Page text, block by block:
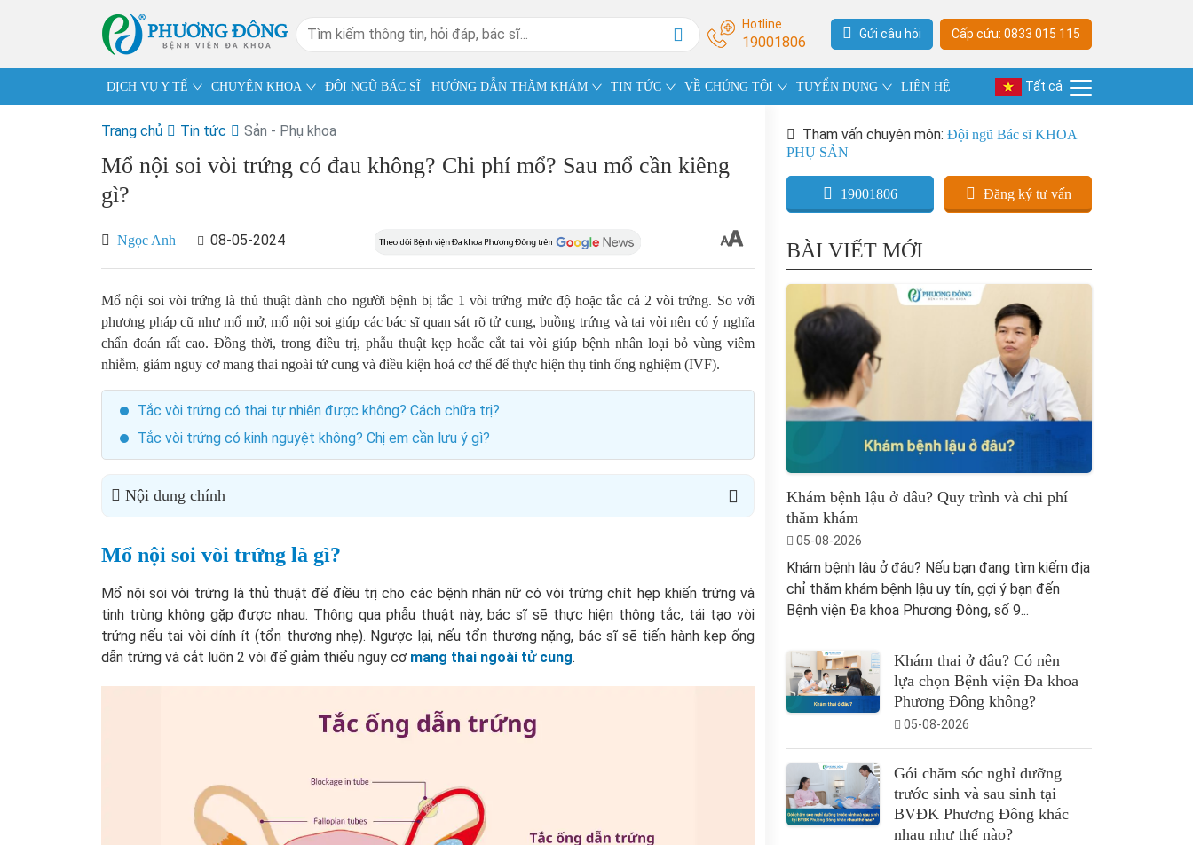
Hotline
19001806 Gửi câu hỏi Cấp cứu: 0833 015 115
DỊCH VỤ Y TẾ CHUYÊN KHOA ĐỘI NGŨ BÁC SĨ HƯỚNG DẪN THĂM KHÁM TIN TỨC VỀ CHÚNG TÔI TUYỂN DỤNG LIÊN HỆ Tất cả
Trang chủ Tin tức Sản - Phụ khoa
Mổ nội soi vòi trứng có đau không? Chi phí mổ? Sau mổ cần kiêng
gì?
Ngọc Anh 08-05-2024
Mổ nội soi vòi trứng là thủ thuật dành cho người bệnh bị tắc 1 vòi trứng mức độ hoặc tắc cả 2 vòi trứng. So với
phương pháp cũ như mổ mở, mổ nội soi giúp các bác sĩ quan sát rõ tử cung, buồng trứng và tai vòi nên có ý nghĩa
chẩn đoán rất cao. Đồng thời, trong điều trị, phẫu thuật kẹp hoắc cắt tai vòi giúp bệnh nhân loại bỏ vùng viêm
nhiễm, giảm nguy cơ mang thai ngoài tử cung và điều kiện hoá cơ thể để thực hiện thụ tinh ống nghiệm (IVF).
Tắc vòi trứng có thai tự nhiên được không? Cách chữa trị?
Tắc vòi trứng có kinh nguyệt không? Chị em cần lưu ý gì?
Nội dung chính
Mổ nội soi vòi trứng là gì?
Mổ nội soi vòi trứng là thủ thuật để điều trị cho các bệnh nhân nữ có vòi trứng chít hẹp khiến trứng và
tinh trùng không gặp được nhau. Thông qua phẫu thuật này, bác sĩ sẽ thực hiện thông tắc, tái tạo vòi
trứng nếu tai vòi dính ít (tổn thương nhẹ). Ngược lại, nếu tổn thương nặng, bác sĩ sẽ tiến hành kẹp ống
dẫn trứng và cắt luôn 2 vòi để giảm thiểu nguy cơ mang thai ngoài tử cung.
Tham vấn chuyên môn: Đội ngũ Bác sĩ KHOA
PHỤ SẢN
19001806 Đăng ký tư vấn
BÀI VIẾT MỚI
Khám bệnh lậu ở đâu? Quy trình và chi phí
thăm khám
05-08-2026
Khám bệnh lậu ở đâu? Nếu bạn đang tìm kiếm địa
chỉ thăm khám bệnh lậu uy tín, gợi ý bạn đến
Bệnh viện Đa khoa Phương Đông, số 9...
Khám thai ở đâu? Có nên
lựa chọn Bệnh viện Đa khoa
Phương Đông không?
05-08-2026
Gói chăm sóc nghỉ dưỡng
trước sinh và sau sinh tại
BVĐK Phương Đông khác
nhau như thế nào?